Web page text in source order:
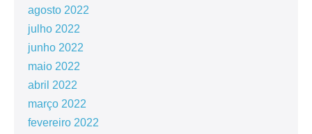
agosto 2022
julho 2022
junho 2022
maio 2022
abril 2022
março 2022
fevereiro 2022